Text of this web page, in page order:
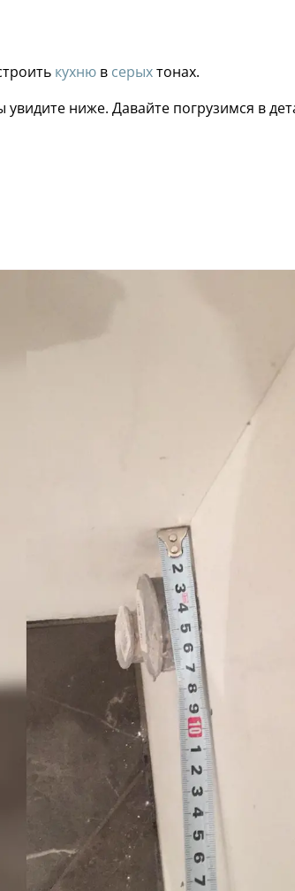
кухню в серыхтонах.
увидите ниже. Давайте погрузимся в